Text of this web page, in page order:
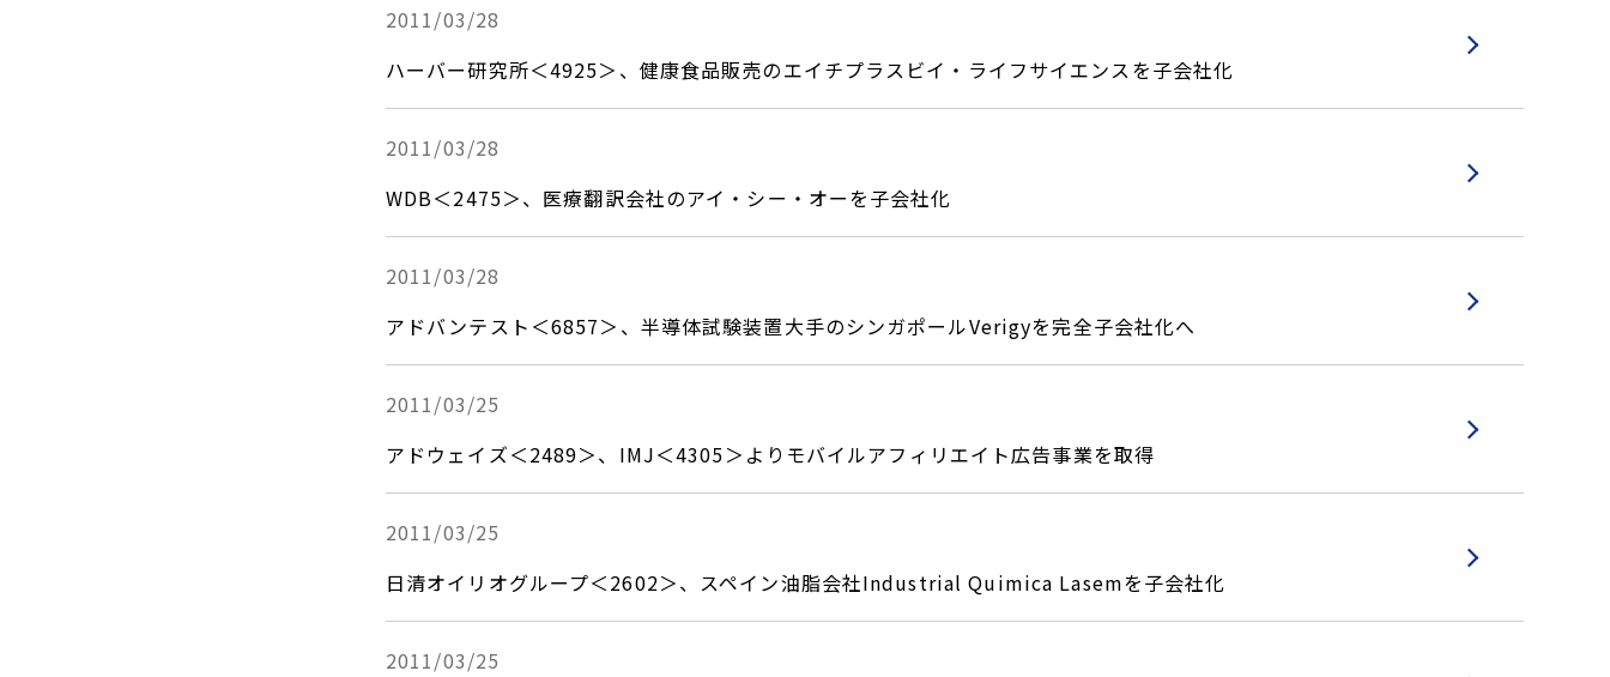
2011/03/28
ハーバー研究所＜4925＞、健康食品販売のエイチプラスビイ・ライフサイエンスを子会社化
2011/03/28
WDB＜2475＞、医療翻訳会社のアイ・シー・オーを子会社化
2011/03/28
アドバンテスト＜6857＞、半導体試験装置大手のシンガポールVerigyを完全子会社化へ
2011/03/25
アドウェイズ＜2489＞、IMJ＜4305＞よりモバイルアフィリエイト広告事業を取得
2011/03/25
日清オイリオグループ＜2602＞、スペイン油脂会社Industrial Quimica Lasemを子会社化
2011/03/25